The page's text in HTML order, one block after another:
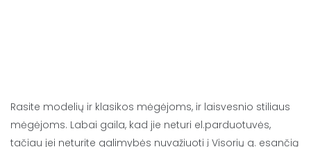
Rasite modelių ir klasikos mėgėjoms, ir laisvesnio stiliaus
mėgėjoms. Labai gaila, kad jie neturi el.parduotuvės,
tačiau jei neturite galimybės nuvažiuoti į Visorių g. esančią